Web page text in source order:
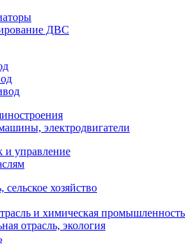
ДВС
электродвигатели
и управление
сельское хозяйство
и химическая промышленность
отрасль, экология